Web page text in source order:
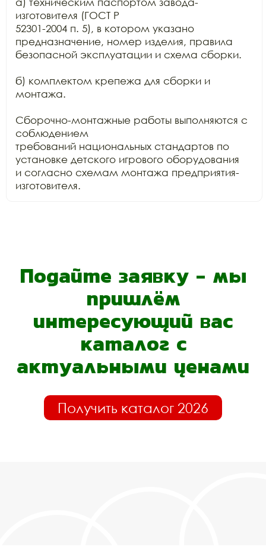
изготовителя (ГОСТ Р
52301-2004 п. 5), в котором указано
предназначение, номер изделия, правила
безопасной эксплуатации и схема сборки.
б) комплектом крепежа для сборки и
монтажа.
Сборочно-монтажные работы выполняются с
соблюдением
требований национальных стандартов по
установке детского игрового оборудования
и согласно схемам монтажа предприятия-
изготовителя.
Подайте заявку - мы
пришлём
интересующий вас
каталог с
актуальными ценами
Получить каталог 2026